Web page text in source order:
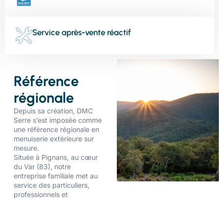
Service après-vente réactif
Référence
régionale
Depuis sa création, DMC
Serre s’est imposée comme
une référence régionale en
menuiserie extérieure sur
mesure.
Située à Pignans, au cœur
du Var (83), notre
entreprise familiale met au
service des particuliers,
professionnels et